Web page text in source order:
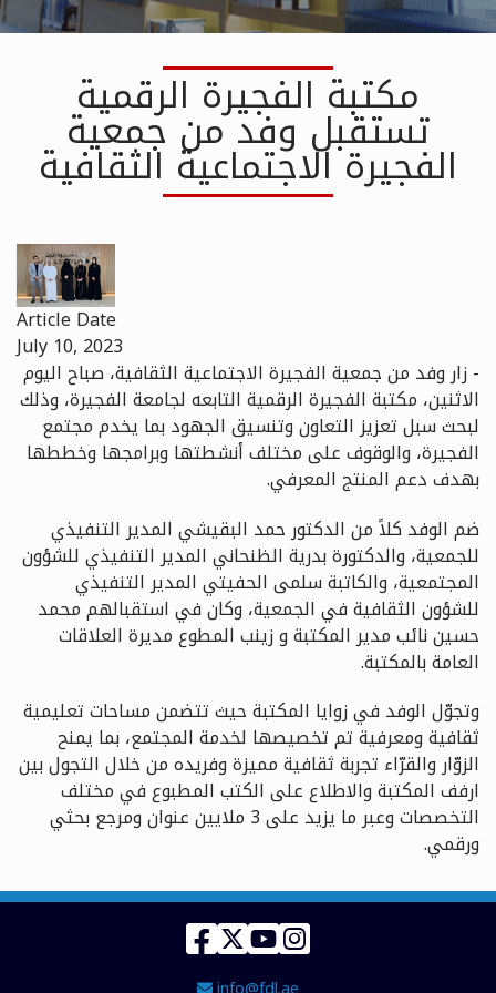
مكتبة الفجيرة الرقمية
تستقبل وفد من جمعية
الفجيرة الاجتماعية الثقافية
Article Date
July 10, 2023
- زار وفد من جمعية الفجيرة الاجتماعية الثقافية، صباح اليوم
الاثنين، مكتبة الفجيرة الرقمية التابعه لجامعة الفجيرة، وذلك
لبحث سبل تعزيز التعاون وتنسيق الجهود بما يخدم مجتمع
الفجيرة، والوقوف على مختلف أنشطتها وبرامجها وخططها
بهدف دعم المنتج المعرفي.
ضم الوفد كلاً من الدكتور حمد البقيشي المدير التنفيذي
للجمعية، والدكتورة بدرية الظنحاني المدير التنفيذي للشؤون
المجتمعية، والكاتبة سلمى الحفيتي المدير التنفيذي
للشؤون الثقافية في الجمعية، وكان في استقبالهم محمد
حسين نائب مدير المكتبة و زينب المطوع مديرة العلاقات
العامة بالمكتبة.
وتجوّل الوفد في زوايا المكتبة حيث تتضمن مساحات تعليمية
ثقافية ومعرفية تم تخصيصها لخدمة المجتمع، بما يمنح
الزوّار والقرّاء تجربة ثقافية مميزة وفريده من خلال التجول بين
ارفف المكتبة والاطلاع على الكتب المطبوع في مختلف
التخصصات وعبر ما يزيد على 3 ملايين عنوان ومرجع بحثي
ورقمي.
Facebook
Twitter
YouTube
Instagram